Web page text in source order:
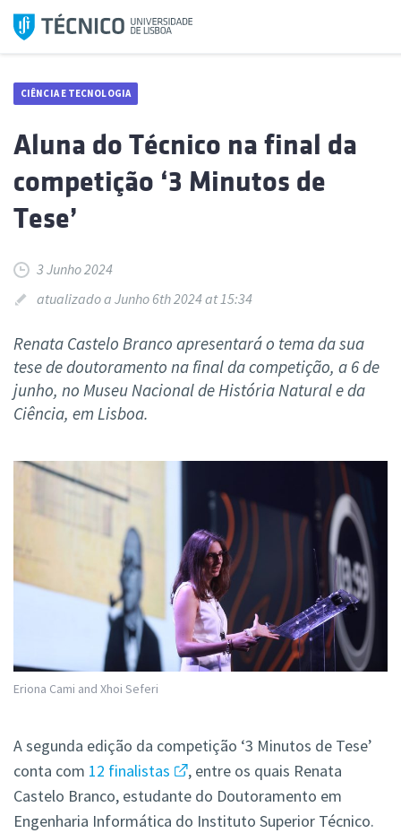
Saltar
para
CIÊNCIA E TECNOLOGIA
Aluna do Técnico na final da
competição ‘3 Minutos de
Tese’
3 Junho 2024
atualizado a Junho 6th 2024 at 15:34
Renata Castelo Branco apresentará o tema da sua
tese de doutoramento na final da competição, a 6 de
junho, no Museu Nacional de História Natural e da
Ciência, em Lisboa.
Eriona Cami and Xhoi Seferi
A segunda edição da competição ‘3 Minutos de Tese’
conta com 12 finalistas
, entre os quais Renata
Castelo Branco, estudante do Doutoramento em
Engenharia Informática do Instituto Superior Técnico.